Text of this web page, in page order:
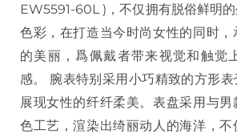
EW5591-60L )，不仅拥有脱俗鲜明
色彩，在打造当今时尚女性的同时
的美丽，爲佩戴者带来视觉和触觉
感。 腕表特别采用小巧精致的方形
展现女性的纤纤柔美。表盘采用与
色工艺，渲染出绮丽动人的海洋，不